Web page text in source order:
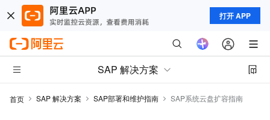
打开 APP
SAP 解决方案
首页 SAP 解决方案 SAP部署和维护指南 SAP系统云盘扩容指南